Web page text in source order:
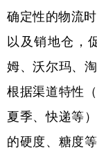
确定性的物流
以及销地仓，
姆、沃尔玛、
根据渠道特性
夏季、快递等
的硬度、糖度